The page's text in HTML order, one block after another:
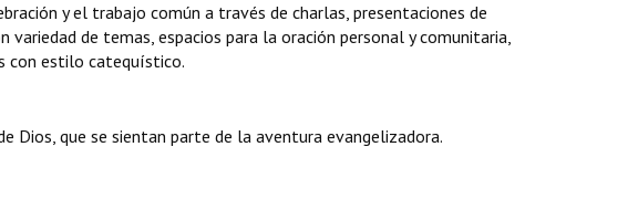
y el trabajo común a través de charlas, presentaciones de
de temas, espacios para la oración personal y comunitaria,
con estilo catequístico.
Dios, que se sientan parte de la aventura evangelizadora.